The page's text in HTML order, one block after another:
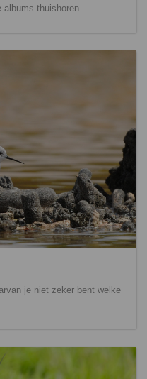
albums thuishoren
je niet zeker bent welke